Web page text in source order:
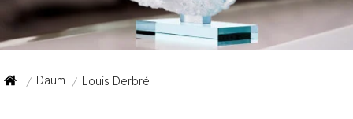
/ Daum / Louis Derbré